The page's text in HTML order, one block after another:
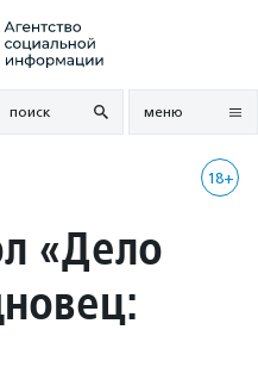
поиск меню
18+
«Дело